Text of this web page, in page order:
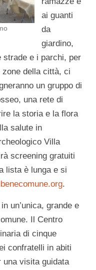
ai guanti
da
giardino,
strade e i parchi, per
della città, ci
un gruppo di
una rete di
la storia e la flora
salute in
Villa
screening gratuiti
lista è lunga e si
.
un’unica, grande e
Il Centro
di cinque
confratelli in abiti
una visita guidata